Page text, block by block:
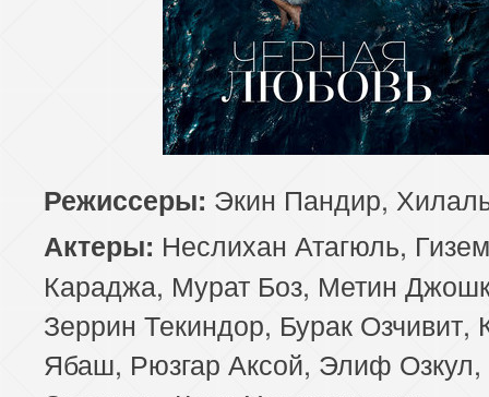
78 серия
79 серия
82 серия
83 серия
86 серия
87 серия
91 серия
93 серия
94 серия
95 серия
97 серия
98 серия 99 серия
Режиссеры: Экин Пандир,
Актеры: Неслихан Атагюль, Гизем
Караджа, Мурат Боз, Метин
Зеррин Текиндор, Бурак Озчивит,
Ябаш, Рюзгар Аксой, Элиф Озкул,